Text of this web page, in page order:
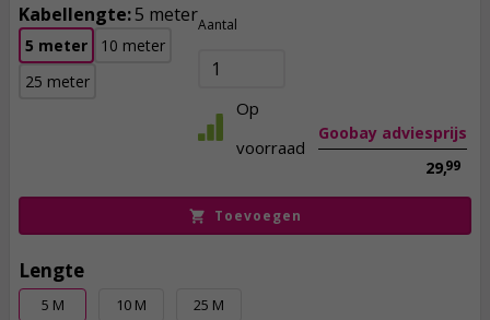
Goobay adviesprijs
29,99
Kabellengte:5 meter
5 meter
10 meter
25 meter
Aantal
Op
voorraad
Toevoegen
Lengte
5 M 10 M 25 M